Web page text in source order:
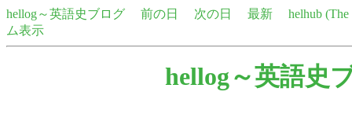
hellog～英語史ブログ 前の日 次の日 最新
helhub
ム表示
hellog～英語史